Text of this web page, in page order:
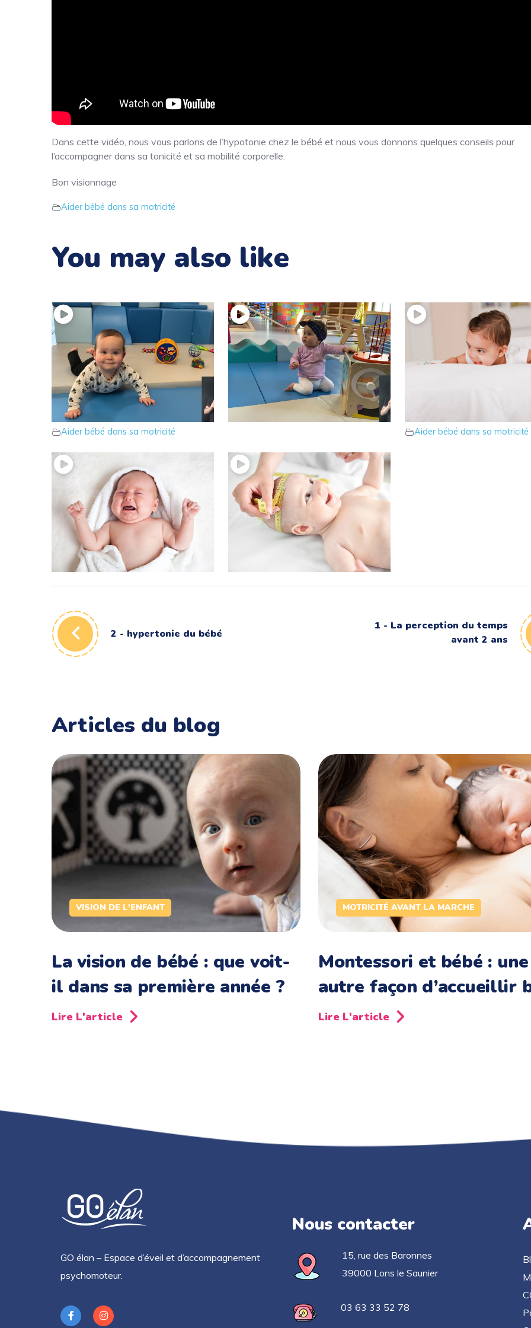
Dans cette vidéo, nous vous parlons de l’hypotonie chez le bébé et nous vous donnons quelques conseils pour
l’accompagner dans sa tonicité et sa mobilité corporelle.
Bon visionnage
Aider bébé dans sa motricité
You may also like
6 – Bébé chute de la position
assise
Aider bébé dans sa motricité
5 – Assis en W
Aider bébé dans sa motricité
Aider bébé dans sa motricité
2 – hypertonie du bébé
Aider bébé dans sa motricité Aider bébé dans sa motricité
2 - hypertonie du bébé
1 - La perception du temps
avant 2 ans
Articles du blog
VISION DE L'ENFANT
La vision de bébé : que voit-
il dans sa première année ?
Lire L'article
MOTRICITÉ AVANT LA MARCHE
Montessori et bébé : une
autre façon d’accueillir
Lire L'article
GO élan – Espace d’éveil et d’accompagnement
psychomoteur.
Nous contacter
15, rue des Baronnes
39000 Lons le Saunier
03 63 33 52 78